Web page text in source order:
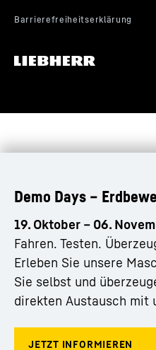
verbessertes
und feinfühlig steuern.
Demo Days –
19. Oktober – 06.
Fahren. Testen.
Erleben Sie unsere
Sie selbst und
direkten Austausch mit